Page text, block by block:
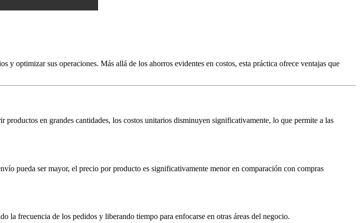
y optimizar sus operaciones. Más allá de los ahorros evidentes en costos, esta práctica ofrece ventajas que
en grandes cantidades, los costos unitarios disminuyen significativamente, lo que permite a las
pueda ser mayor, el precio por producto es significativamente menor en comparación con compras
la frecuencia de los pedidos y liberando tiempo para enfocarse en otras áreas del negocio.